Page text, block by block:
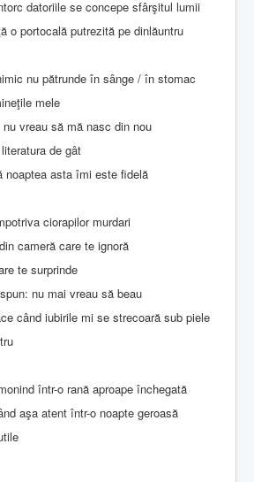
datoriile se concepe sfârşitul lumii
o portocală putrezită pe dinlăuntru
nu pătrunde în sânge / în stomac
mele
vreau să mă nasc din nou
de gât
noaptea asta îmi este fidelă
ciorapilor murdari
cameră care te ignoră
te surprinde
nu mai vreau să beau
când iubirile mi se strecoară sub piele
într-o rană aproape închegată
aşa atent într-o noapte geroasă